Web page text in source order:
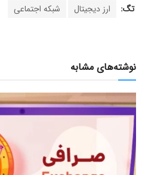
تگ: ارز دیجیتال شبکه اجتماعی
نوشته‌های مشابه